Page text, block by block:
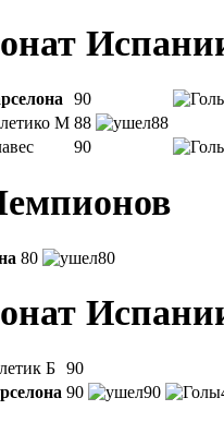
90
М 88
88
90
80 80
Б 90
90 90